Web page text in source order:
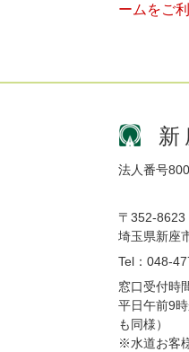
ームをご
新
法人番号
〒352-8623
埼玉県新座
Tel：048-
窓口受付時
平日午前9
も同様）
※水道お客